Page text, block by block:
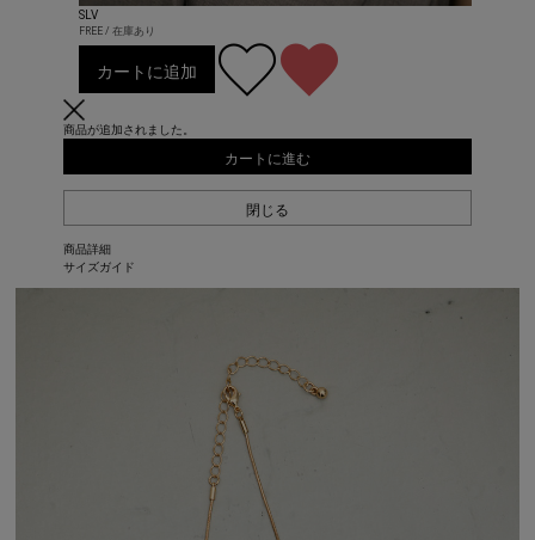
SLV
FREE / 在庫あり
カートに追加
商品が追加されました。
カートに進む
閉じる
商品詳細
サイズガイド